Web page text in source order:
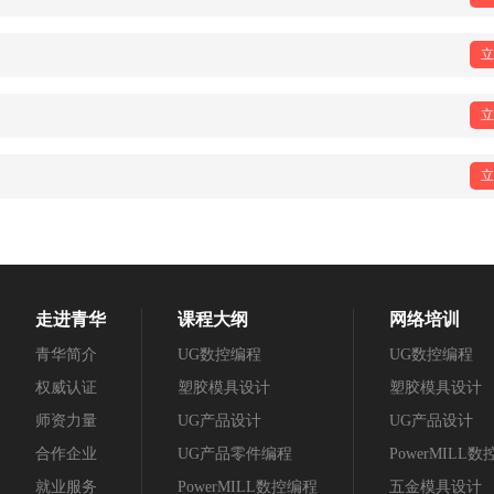
走进青华
青华简介
权威认证
师资力量
合作企业
就业服务
课程大纲
UG数控编程
塑胶模具设计
UG产品设计
UG产品零件编程
PowerMILL数控编程
网络培训
UG数控编程
塑胶模具设计
UG产品设计
PowerMILL数
五金模具设计